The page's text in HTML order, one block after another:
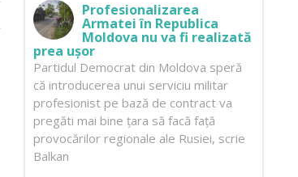
Profesionalizarea
Armatei în Republica
Moldova nu va fi realizată
prea ușor
Partidul Democrat din Moldova speră
că introducerea unui serviciu militar
profesionist pe bază de contract va
pregăti mai bine țara să facă față
provocărilor regionale ale Rusiei, scrie
Balkan